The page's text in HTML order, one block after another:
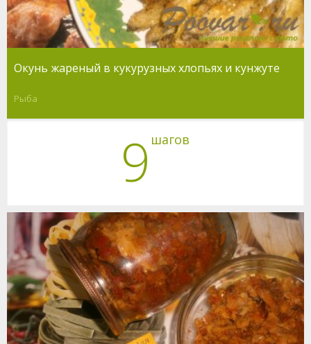
Окунь жареный в кукурузных хлопьях и кунжуте
Рыба
9 шагов